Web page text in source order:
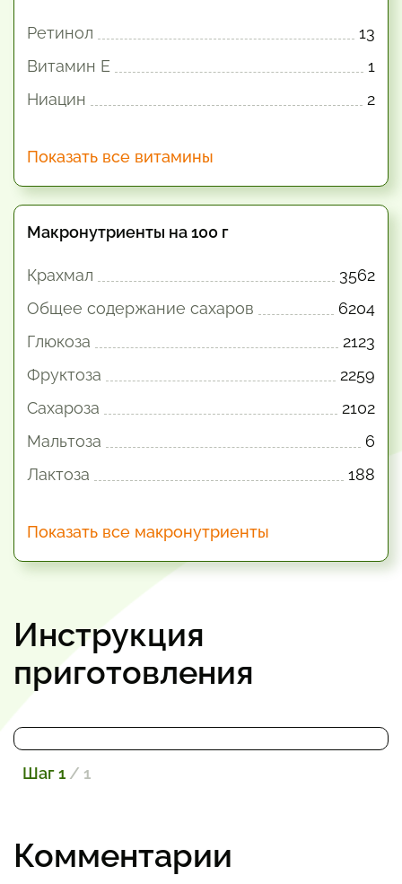
Ретинол
13
Витамин E
1
Ниацин
2
Показать все витамины
Макронутриенты на 100 г
Крахмал
3562
Общее содержание сахаров
6204
Глюкоза
2123
Фруктоза
2259
Сахароза
2102
Мальтоза
6
Лактоза
188
Показать все макронутриенты
Инструкция
приготовления
Шаг 1 / 1
Комментарии